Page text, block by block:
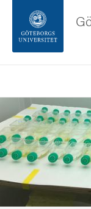
Sidfoten
Om webbplatsen
Bild